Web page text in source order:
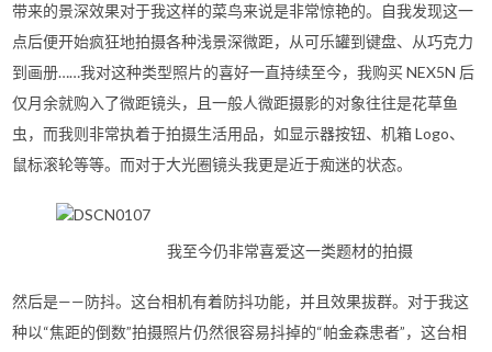
带来的景深效果对于我这样的菜鸟来说是非常惊艳的。自我发现这一
点后便开始疯狂地拍摄各种浅景深微距，从可乐罐到键盘、从巧克力
到画册……我对这种类型照片的喜好一直持续至今，我购买 NEX5N 后
仅月余就购入了微距镜头，且一般人微距摄影的对象往往是花草鱼
虫，而我则非常执着于拍摄生活用品，如显示器按钮、机箱 Logo、
鼠标滚轮等等。而对于大光圈镜头我更是近于痴迷的状态。
我至今仍非常喜爱这一类题材的拍摄
然后是——防抖。这台相机有着防抖功能，并且效果拔群。对于我这
种以“焦距的倒数”拍摄照片仍然很容易抖掉的“帕金森患者”，这台相